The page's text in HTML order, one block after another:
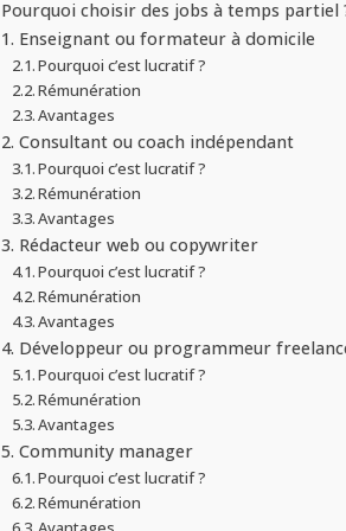
Pourquoi choisir des jobs à temps partiel
1. Enseignant ou formateur à domicile
Pourquoi c’est lucratif ?
Rémunération
Avantages
2. Consultant ou coach indépendant
Pourquoi c’est lucratif ?
Rémunération
Avantages
3. Rédacteur web ou copywriter
Pourquoi c’est lucratif ?
Rémunération
Avantages
4. Développeur ou programmeur
Pourquoi c’est lucratif ?
Rémunération
Avantages
5. Community manager
Pourquoi c’est lucratif ?
Rémunération